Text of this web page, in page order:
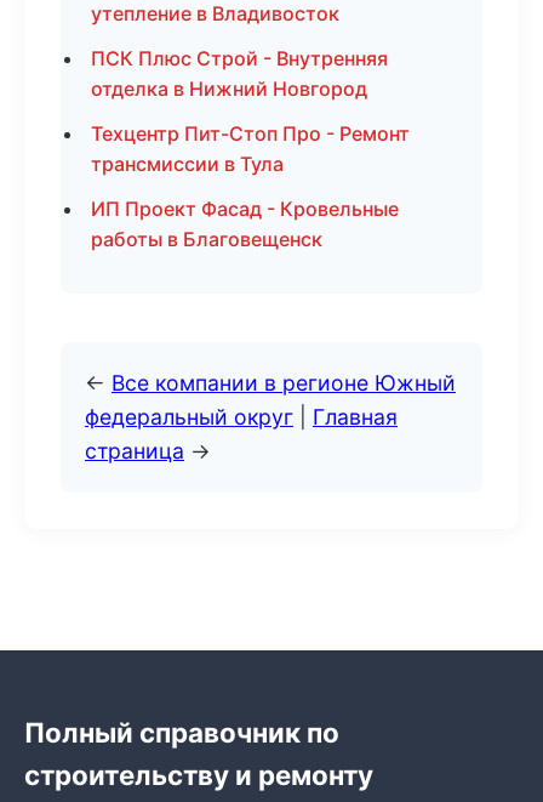
утепление в Владивосток
ПСК Плюс Строй - Внутренняя
отделка в Нижний Новгород
Техцентр Пит-Стоп Про - Ремонт
трансмиссии в Тула
ИП Проект Фасад - Кровельные
работы в Благовещенск
← Все компании в регионе Южный
федеральный округ
Главная
страница →
Полный справочник по
строительству и ремонту